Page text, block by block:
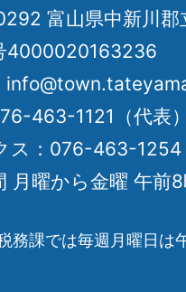
富山県中新川
4000020163236
463-1121（代表）
ス：076-463-1254
月曜から金曜 午前
務課では毎週月曜日